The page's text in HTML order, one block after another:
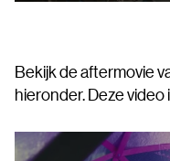
Bekijk de aftermovie
hieronder. Deze